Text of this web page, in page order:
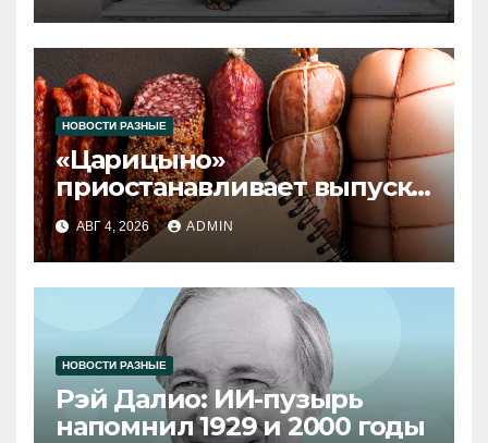
НОВОСТИ РАЗНЫЕ
«Царицыно»
приостанавливает выпуск
продукции
АВГ 4, 2026 ADMIN
НОВОСТИ РАЗНЫЕ
Рэй Далио: ИИ-пузырь
напомнил 1929 и 2000 годы